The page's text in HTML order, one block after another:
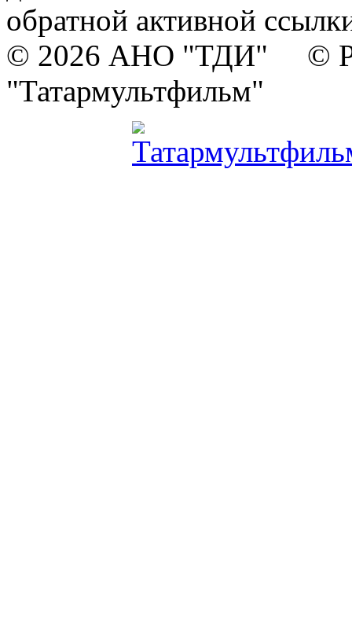
обратной активной
© 2026 АНО "ТДИ" ©
"Татармультфильм"